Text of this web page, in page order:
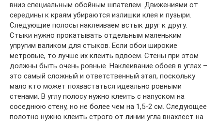
вниз специальным обойным шпателем. Движениями от
середины к краям убираются излишки клея и пузыри.
Следующие полосы наклеиваем встык друг к другу.
Стыки нужно прокатывать отдельным маленьким
упругим валиком для стыков. Если обои широкие
метровые, то лучше их клеить вдвоем. Стены при этом
должны быть очень ровные. Наклеивание обоев в углах –
это самый сложный и ответственный этап, поскольку
мало кто может похвастаться идеально ровными
стенами. В углу полосу нужно клеить с напуском на
соседнюю стену, но не более чем на 1,5-2 см. Следующее
полотно нужно клеить строго от линии угла внахлест на